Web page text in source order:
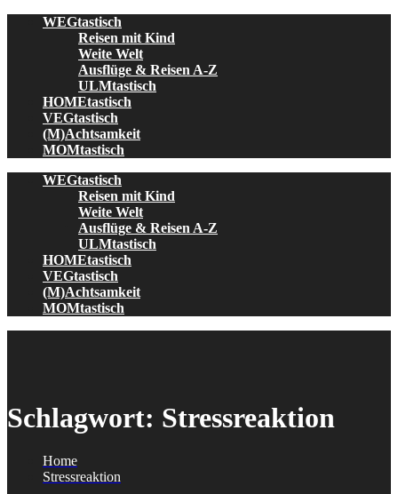
WEGtastisch
Reisen mit Kind
Weite Welt
Ausflüge & Reisen A-Z
ULMtastisch
HOMEtastisch
VEGtastisch
(M)Achtsamkeit
MOMtastisch
WEGtastisch
Reisen mit Kind
Weite Welt
Ausflüge & Reisen A-Z
ULMtastisch
HOMEtastisch
VEGtastisch
(M)Achtsamkeit
MOMtastisch
Schlagwort: Stressreaktion
Home
Stressreaktion